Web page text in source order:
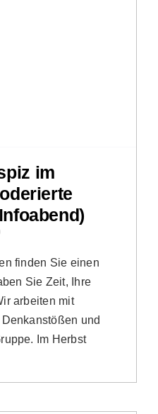
im
finden Sie einen
Sie Zeit, Ihre
arbeiten mit
und
Im Herbst